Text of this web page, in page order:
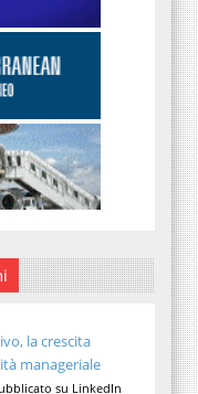
la crescita
manageriale
su LinkedIn